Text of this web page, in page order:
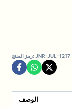
رمز المنتج:JNR-JUL-1217
الوصف